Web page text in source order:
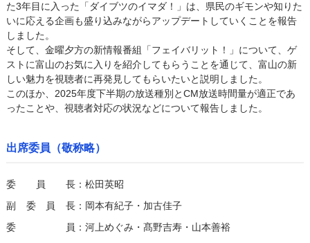
た3年目に入った「ダイブツのイマダ！」は、県民のギモンや知りた
いに応える企画も盛り込みながらアップデートしていくことを報告
しました。
そして、金曜夕方の新情報番組「フェイバリット！」について、ゲ
ストに富山のお気に入りを紹介してもらうことを通じて、富山の新
しい魅力を視聴者に再発見してもらいたいと説明しました。
このほか、2025年度下半期の放送種別とCM放送時間量が適正であ
ったことや、視聴者対応の状況などについて報告しました。
出席委員（敬称略）
委員長：松田英昭
副委員長：岡本有紀子・加古佳子
委員 ：河上めぐみ・髙野吉寿・山本善裕